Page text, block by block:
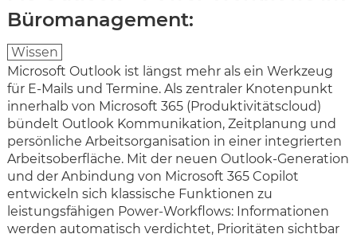
Büromanagement:
Wissen
Microsoft Outlook ist längst mehr als ein Werkzeug
für E-Mails und Termine. Als zentraler Knotenpunkt
innerhalb von Microsoft 365 (Produktivitätscloud)
bündelt Outlook Kommunikation, Zeitplanung und
persönliche Arbeitsorganisation in einer integrierten
Arbeitsoberfläche. Mit der neuen Outlook-Generation
und der Anbindung von Microsoft 365 Copilot
entwickeln sich klassische Funktionen zu
leistungsfähigen Power-Workflows: Informationen
werden automatisch verdichtet, Prioritäten sichtbar